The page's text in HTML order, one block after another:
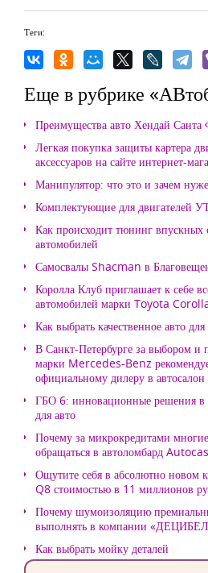
Теги:
Еще в рубрике
Преимущества авто Хендай
Легкая покупка защиты картера
аксессуаров на сайте интернет-
Манипулятор: что это и зачем
Комплектующие для двигателей
Как происходит тюнинг впускных
автомобилей
Самосвалы Shacman в
Королла Клуб приглашает к себе
автомобилей марки Toyota
Как выбрать качественное авто
В Санкт-Петербурге за выбором и
марки Mercedes-Benz
официальному дилеру в
ГБО 6: инновационные решения в
для авто
Почему за микрокредитами
обращаться в автоломбард
Ощутите себя в абсолютно новом
Q8 стоимостью в 11 миллионов
Почему шумоизоляцию
выполнять в компании
Как выбрать мойку деталей